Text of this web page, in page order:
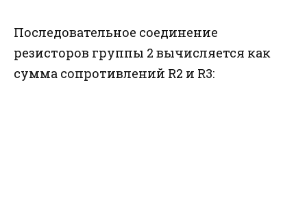
Последовательное соединение
резисторов группы 2 вычисляется как
сумма сопротивлений R2 и R3: